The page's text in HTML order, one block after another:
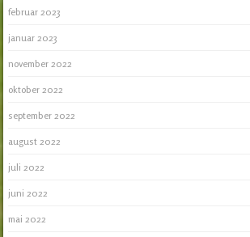
februar 2023
januar 2023
november 2022
oktober 2022
september 2022
august 2022
juli 2022
juni 2022
mai 2022